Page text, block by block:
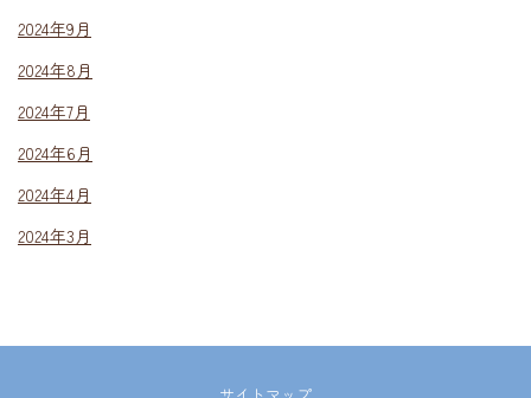
2024年9月
2024年8月
2024年7月
2024年6月
2024年4月
2024年3月